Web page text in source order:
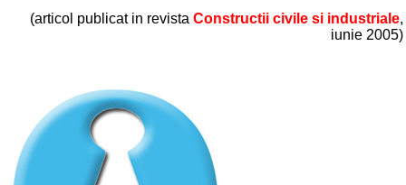
(articol publicat in revista Constructii civile si industriale,
iunie 2005)